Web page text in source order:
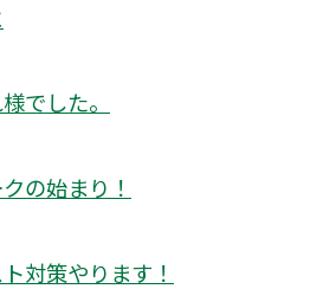
でした。
の始まり！
対策やります！